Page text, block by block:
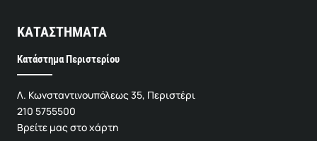
ΚΑΤΑΣΤΗΜΑΤΑ
Κατάστημα Περιστερίου
Λ. Κωνσταντινουπόλεως 35, Περιστέρι
210 5755500
Βρείτε μας στο χάρτη